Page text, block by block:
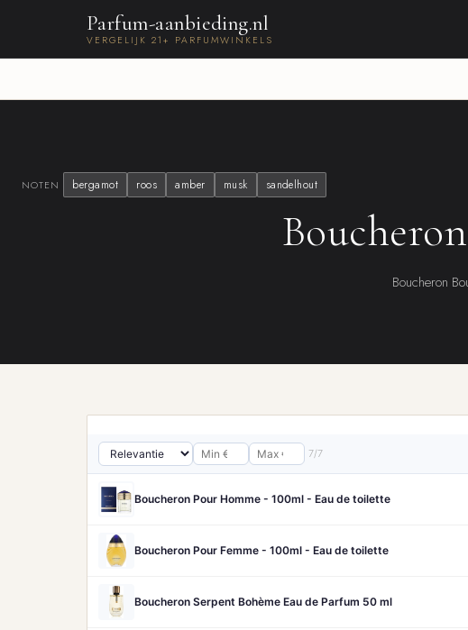
Parfum-aanbieding.nl
VERGELIJK 21+ PARFUMWINKELS
NOTEN bergamot roos amber musk sandelhout
Boucheron
7/7
Boucheron Pour Homme - 100ml - Eau de toilette
Boucheron Pour Femme - 100ml - Eau de toilette
Boucheron Serpent Bohème Eau de Parfum 50 ml